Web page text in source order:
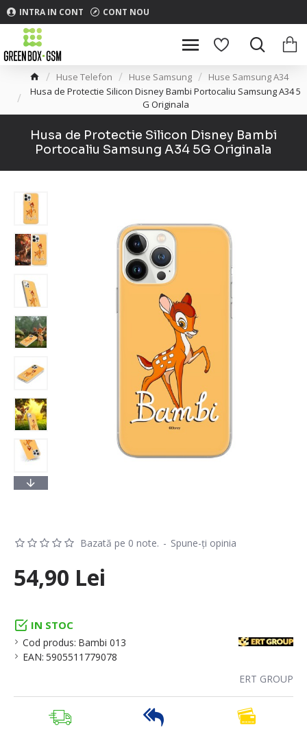
INTRA IN CONT CONT NOU
Huse Telefon Huse Samsung
Huse Samsung A34
Husa de Protectie Silicon Disney Bambi Portocaliu Samsung A34 5
G Originala
Husa de Protectie Silicon Disney Bambi
Portocaliu Samsung A34 5G Originala
IN STOC
Cod produs: Bambi 013
EAN: 5905511779078
ERT GROUP
Bazată pe 0 note. - Spune-ţi opinia
54,90 Lei